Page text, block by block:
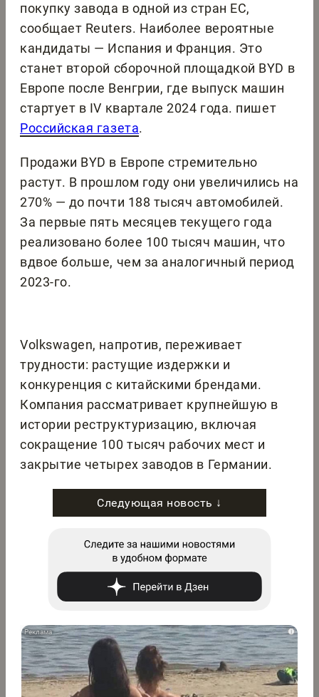
покупку завода в одной из стран ЕС,
сообщает Reuters. Наиболее вероятные
кандидаты — Испания и Франция. Это
станет второй сборочной площадкой BYD в
Европе после Венгрии, где выпуск машин
стартует в IV квартале 2024 года. пишет
Российская газета.
Продажи BYD в Европе стремительно
растут. В прошлом году они увеличились на
270% — до почти 188 тысяч автомобилей.
За первые пять месяцев текущего года
реализовано более 100 тысяч машин, что
вдвое больше, чем за аналогичный период
2023-го.
Volkswagen, напротив, переживает
трудности: растущие издержки и
конкуренция с китайскими брендами.
Компания рассматривает крупнейшую в
истории реструктуризацию, включая
сокращение 100 тысяч рабочих мест и
закрытие четырех заводов в Германии.
Следующая новость ↓
i